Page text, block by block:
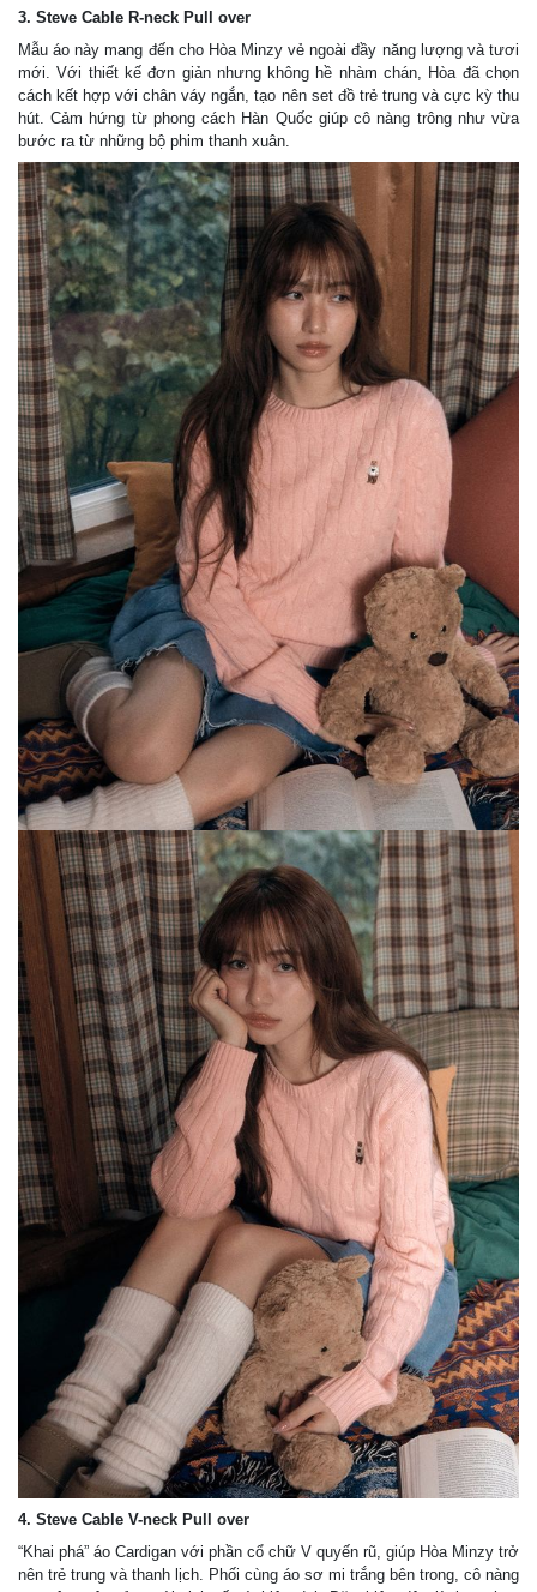
3. Steve Cable R-neck Pull over
Mẫu áo này mang đến cho Hòa Minzy vẻ ngoài đầy năng lượng và tươi
mới. Với thiết kế đơn giản nhưng không hề nhàm chán, Hòa đã chọn
cách kết hợp với chân váy ngắn, tạo nên set đồ trẻ trung và cực kỳ thu
hút. Cảm hứng từ phong cách Hàn Quốc giúp cô nàng trông như vừa
bước ra từ những bộ phim thanh xuân.
4. Steve Cable V-neck Pull over
“Khai phá” áo Cardigan với phần cổ chữ V quyến rũ, giúp Hòa Minzy trở
nên trẻ trung và thanh lịch. Phối cùng áo sơ mi trắng bên trong, cô nàng